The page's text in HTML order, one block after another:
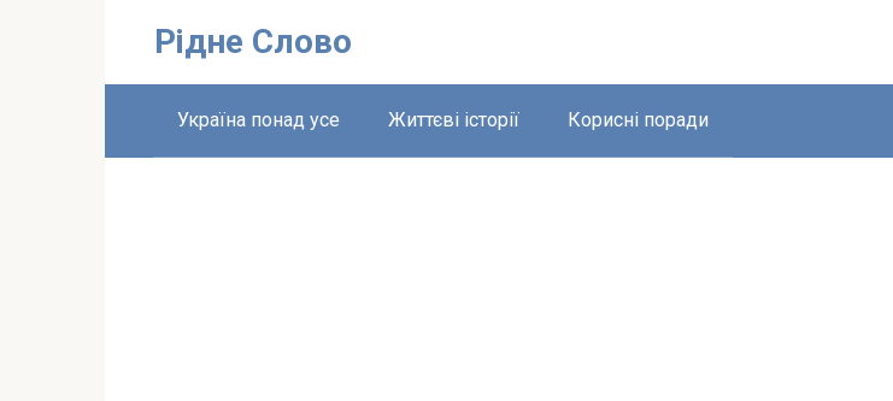
Рідне Слово
Україна понад усе Життєві історії Корисні поради